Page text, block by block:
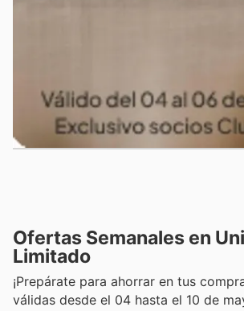
Ofertas Semanales en
Limitado
¡Prepárate para ahorrar en tus
válidas desde el 04 hasta el 10 de